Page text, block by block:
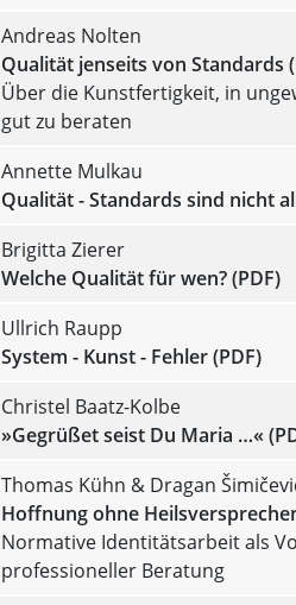
Andreas Nolten
Qualität jenseits von Standards
Über die Kunstfertigkeit, in
gut zu beraten
Annette Mulkau
Qualität - Standards sind nicht
Brigitta Zierer
Welche Qualität für wen? (PDF)
Ullrich Raupp
System - Kunst - Fehler (PDF)
Christel Baatz-Kolbe
»Gegrüßet seist Du Maria …«
Thomas Kühn & Dragan
Hoffnung ohne
Normative Identitätsarbeit als
professioneller Beratung